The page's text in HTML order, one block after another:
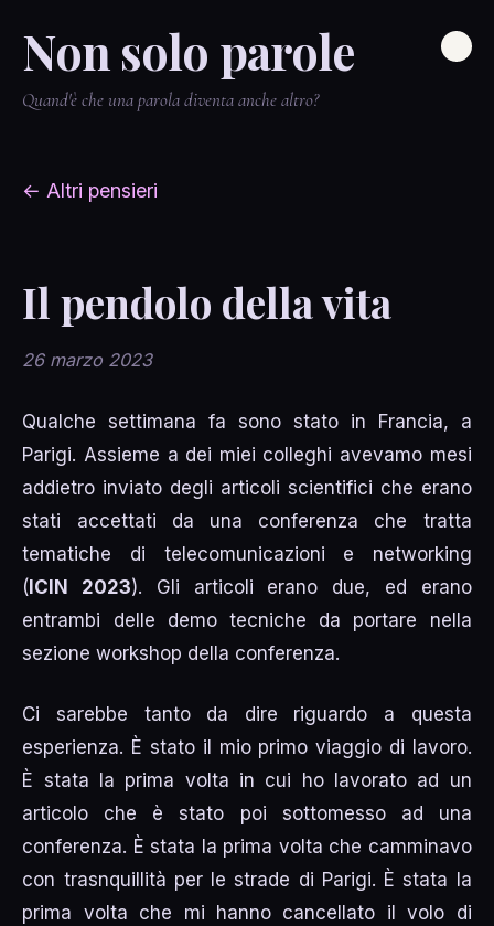
Non solo parole
Quand'è che una parola diventa anche altro?
← Altri pensieri
Il pendolo della vita
26 marzo 2023
Qualche settimana fa sono stato in Francia, a
Parigi. Assieme a dei miei colleghi avevamo mesi
addietro inviato degli articoli scientifici che erano
stati accettati da una conferenza che tratta
tematiche di telecomunicazioni e networking
(ICIN 2023). Gli articoli erano due, ed erano
entrambi delle demo tecniche da portare nella
sezione workshop della conferenza.
Ci sarebbe tanto da dire riguardo a questa
esperienza. È stato il mio primo viaggio di lavoro.
È stata la prima volta in cui ho lavorato ad un
articolo che è stato poi sottomesso ad una
conferenza. È stata la prima volta che camminavo
con trasnquillità per le strade di Parigi. È stata la
prima volta che mi hanno cancellato il volo di